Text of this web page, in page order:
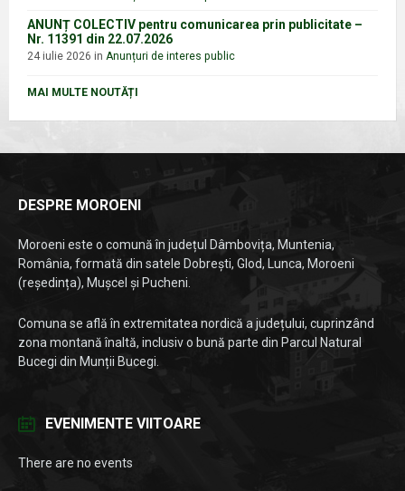
ANUNȚ COLECTIV pentru comunicarea prin publicitate –
Nr. 11391 din 22.07.2026
24 iulie 2026 in Anunțuri de interes public
MAI MULTE NOUTĂȚI
DESPRE MOROENI
Moroeni este o comună în județul Dâmbovița, Muntenia,
România, formată din satele Dobrești, Glod, Lunca, Moroeni
(reședința), Mușcel și Pucheni.
Comuna se află în extremitatea nordică a județului, cuprinzând
zona montană înaltă, inclusiv o bună parte din Parcul Natural
Bucegi din Munții Bucegi.
EVENIMENTE VIITOARE
There are no events